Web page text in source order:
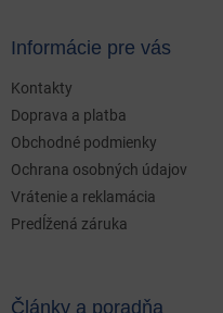
Informácie pre vás
Kontakty
Doprava a platba
Obchodné podmienky
Ochrana osobných údajov
Vrátenie a reklamácia
Predĺžená záruka
Články a poradňa